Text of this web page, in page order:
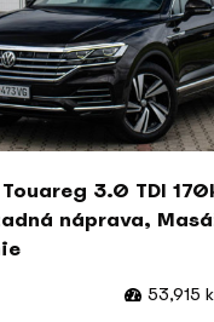
3.0 TDI
náprava,
53,915